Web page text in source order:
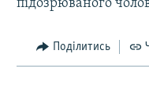
підозрюваного
Поділитись